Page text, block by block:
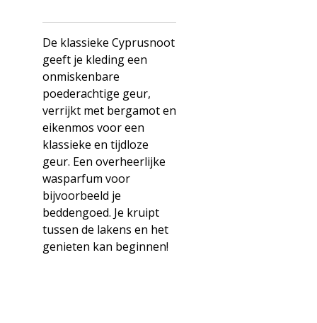
De klassieke Cyprusnoot
geeft je kleding een
onmiskenbare
poederachtige geur,
verrijkt met bergamot en
eikenmos voor een
klassieke en tijdloze
geur. Een overheerlijke
wasparfum voor
bijvoorbeeld je
beddengoed. Je kruipt
tussen de lakens en het
genieten kan beginnen!